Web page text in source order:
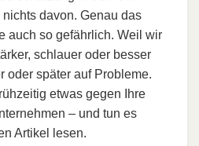
davon. Genau das
auch so gefährlich. Weil wir
schlauer oder besser
oder später auf Probleme.
etwas gegen Ihre
– und tun es
Artikel lesen.